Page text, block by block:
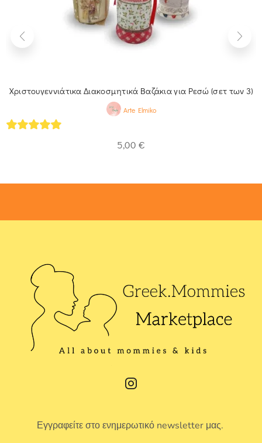
Χριστουγεννιάτικα Διακοσμητικά Βαζάκια για Ρεσώ (σετ των 3)
Arte Elmiko
5,00 €
Εγγραφείτε στο ενημερωτικό newsletter μας.